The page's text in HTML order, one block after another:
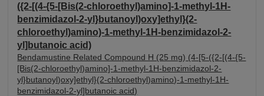
({2-[(4-{5-[Bis(2-chloroethyl)amino]-1-methyl-1H-
benzimidazol-2-yl}butanoyl)oxy]ethyl}(2-
chloroethyl)amino)-1-methyl-1H-benzimidazol-2-
yl]butanoic acid)
Bendamustine Related Compound H (25 mg) (4-[5-({2-[(4-{5-
[Bis(2-chloroethyl)amino]-1-methyl-1H-benzimidazol-2-
yl}butanoyl)oxy]ethyl}(2-chloroethyl)amino)-1-methyl-1H-
benzimidazol-2-yl]butanoic acid)